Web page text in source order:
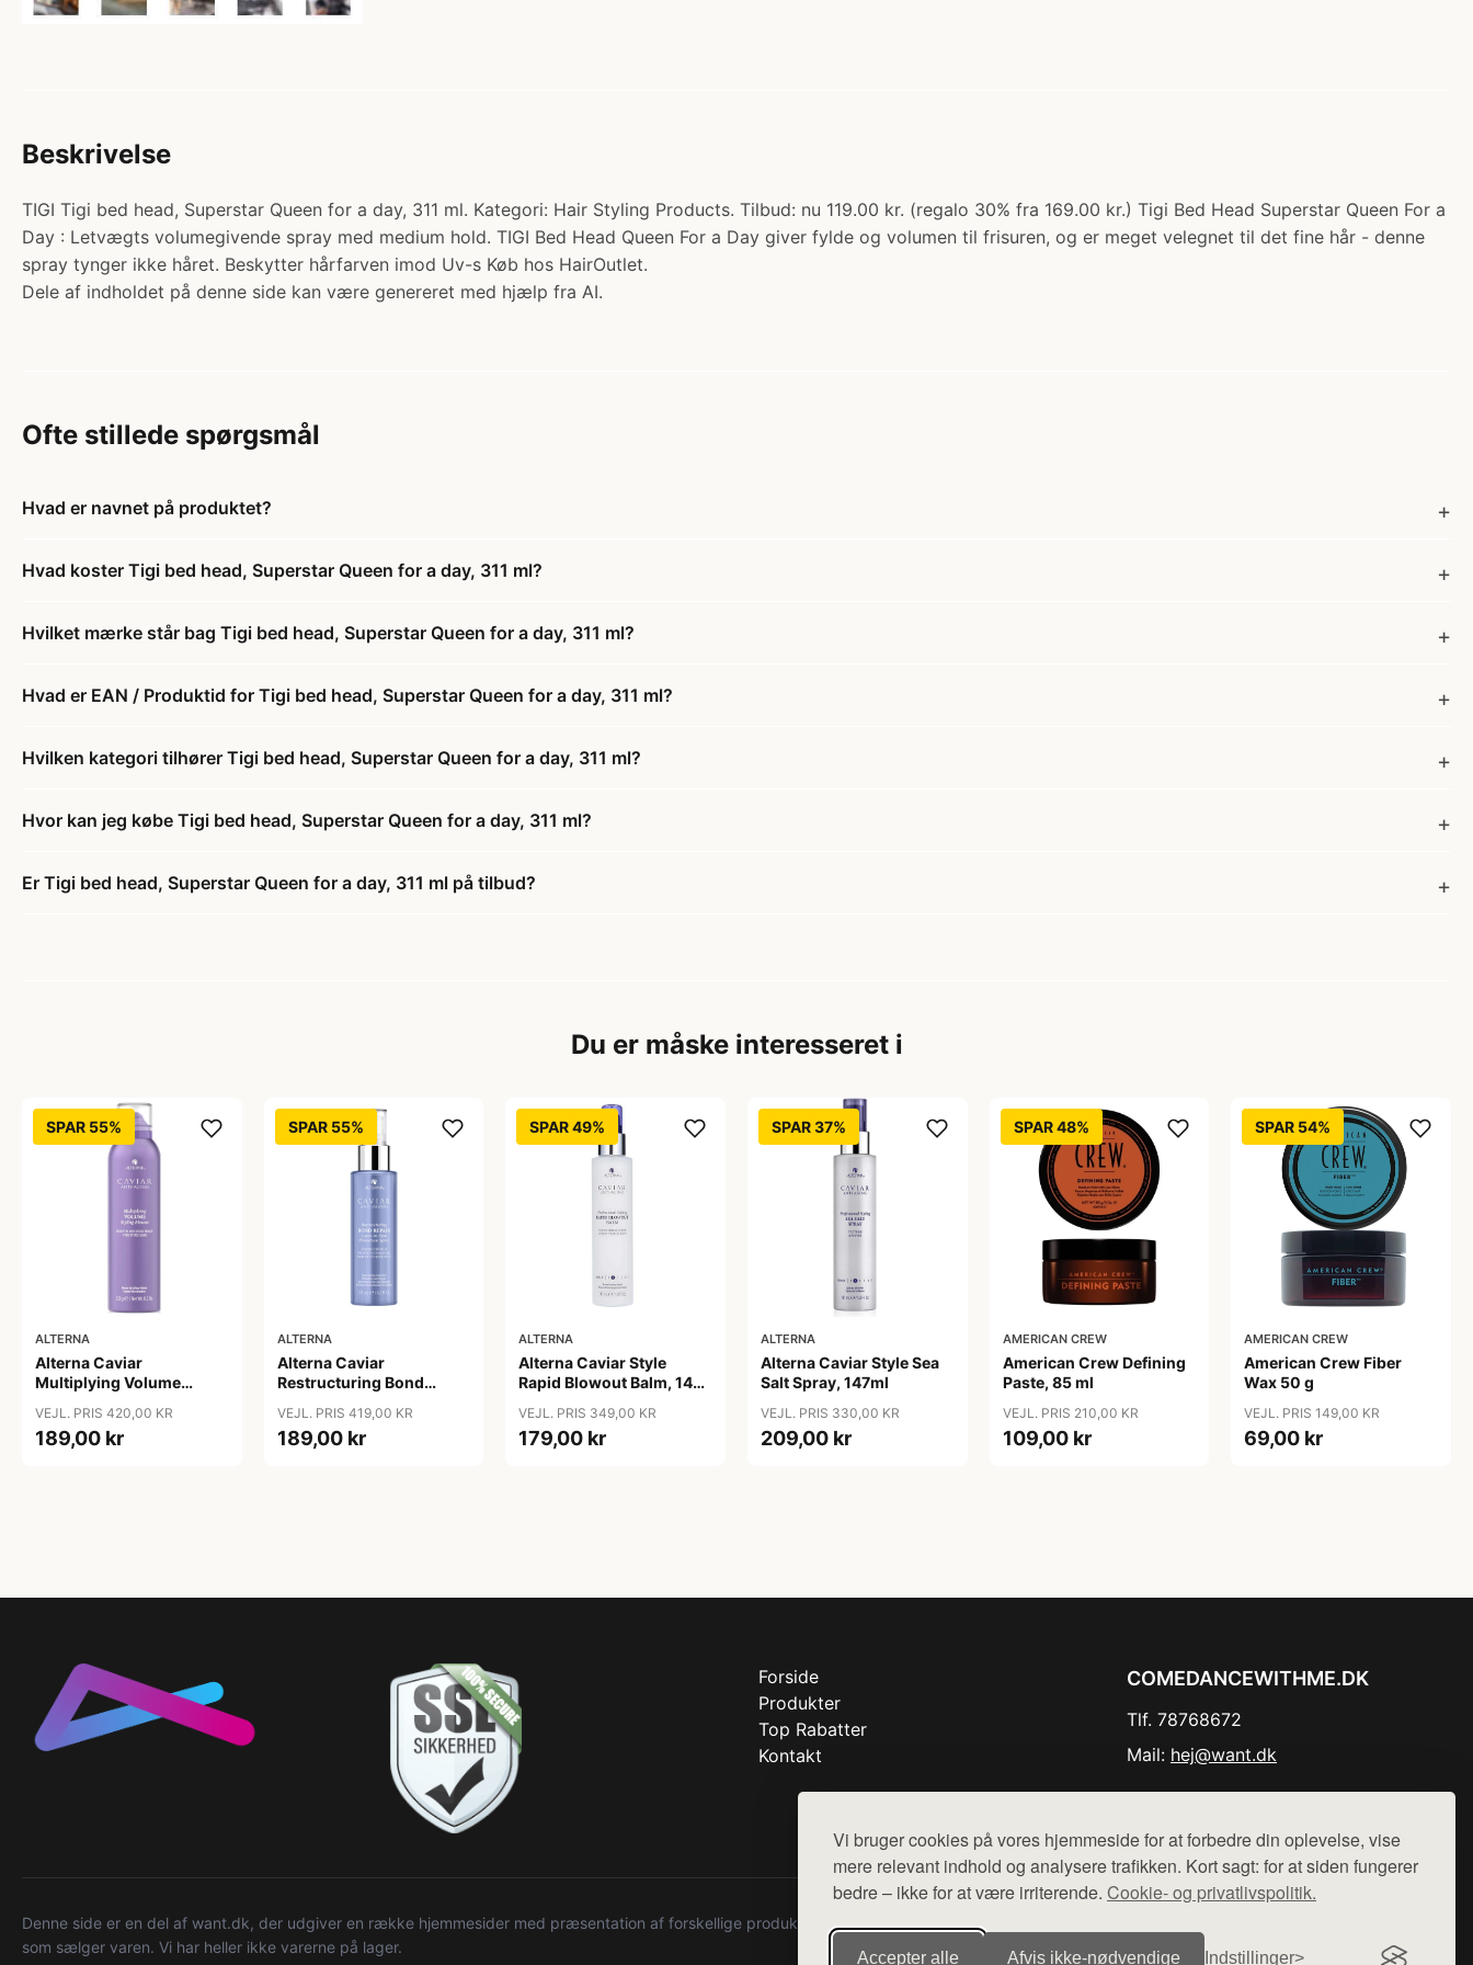
Vi bruger cookies på vores hjemmeside for at forbedre din oplevelse, vise
mere relevant indhold og analysere trafikken. Kort sagt: for at siden fungerer
bedre – ikke for at være irriterende. Cookie- og privatlivspolitik.
Accepter alle Afvis ikke‑nødvendige Indstillinger
Beskrivelse
TIGI Tigi bed head, Superstar Queen for a day, 311 ml. Kategori: Hair Styling Products. Tilbud: nu 119.00 kr. (regalo 30% fra 169.00 kr.) Tigi Bed Head Superstar Queen For a
Day : Letvægts volumegivende spray med medium hold. TIGI Bed Head Queen For a Day giver fylde og volumen til frisuren, og er meget velegnet til det fine hår - denne
spray tynger ikke håret. Beskytter hårfarven imod Uv-s Køb hos HairOutlet.
Dele af indholdet på denne side kan være genereret med hjælp fra AI.
Ofte stillede spørgsmål
Hvad er navnet på produktet?
Hvad koster Tigi bed head, Superstar Queen for a day, 311 ml?
Hvilket mærke står bag Tigi bed head, Superstar Queen for a day, 311 ml?
Hvad er EAN / Produktid for Tigi bed head, Superstar Queen for a day, 311 ml?
Hvilken kategori tilhører Tigi bed head, Superstar Queen for a day, 311 ml?
Hvor kan jeg købe Tigi bed head, Superstar Queen for a day, 311 ml?
Er Tigi bed head, Superstar Queen for a day, 311 ml på tilbud?
Du er måske interesseret i
SPAR 55%
ALTERNA
Alterna Caviar
Multiplying Volume
VEJL. PRIS 420,00 KR
189,00 kr
SPAR 55%
ALTERNA
Alterna Caviar
Restructuring Bond
Protection Spray, 125 ml
VEJL. PRIS 419,00 KR
189,00 kr
SPAR 49%
ALTERNA
Alterna Caviar Style
Rapid Blowout Balm, 147
VEJL. PRIS 349,00 KR
179,00 kr
SPAR 37%
ALTERNA
Alterna Caviar Style Sea
Salt Spray, 147ml
VEJL. PRIS 330,00 KR
209,00 kr
SPAR 48%
AMERICAN CREW
American Crew Defining
Paste, 85 ml
VEJL. PRIS 210,00 KR
109,00 kr
SPAR 54%
AMERICAN CREW
American Crew Fiber
Wax 50 g
VEJL. PRIS 149,00 KR
69,00 kr
Forside
Produkter
Top Rabatter
Kontakt
COMEDANCEWITHME.DK
Tlf. 78768672
Mail: hej@want.dk
Denne side er en del af want.dk, der udgiver en række hjemmesider med præsentation af forskellige produkter fra diverse webshops. Der sælges ikke varer fra denne side - vi henviser til de shops,
som sælger varen. Vi har heller ikke varerne på lager.